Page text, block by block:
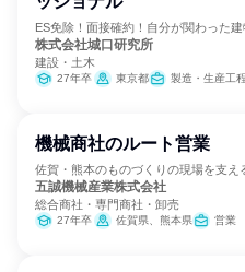
ES免除！面接確約！自分が関わった建
株式会社城口研究所
建設・土木
27年卒 東京都 製造・生産工程、
機械商社のルート営業
佐賀・熊本のものづくりの現場を支え
五誠機械産業株式会社
総合商社・専門商社・卸売
27年卒 佐賀県、熊本県 営業